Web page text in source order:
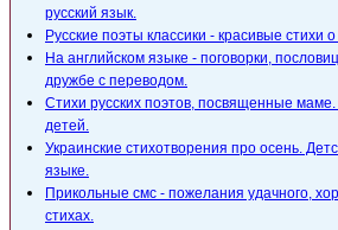
русский язык.
Русские поэты классики - красивые стихи
На английском языке - поговорки,
дружбе с переводом.
Стихи русских поэтов, посвященные
детей.
Украинские стихотворения про осень.
языке.
Прикольные смс - пожелания удачного,
стихах.